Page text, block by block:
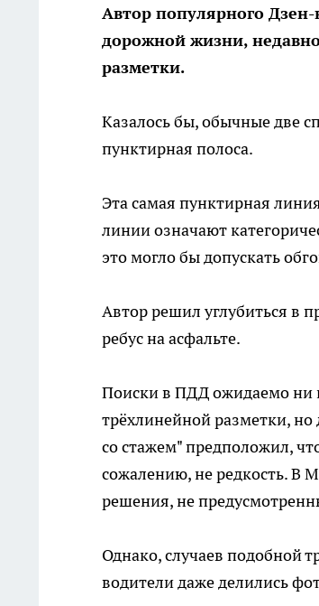
Автор популярного Дзен-
дорожной жизни,
разметки.
Казалось бы, обычные две
пунктирная полоса.
Эта самая пунктирная
линии означают
это могло бы допускать
Автор решил углубиться в
ребус на асфальте.
Поиски в ПДД ожидаемо ни
трёхлинейной разметки, но
со стажем" предположил,
сожалению, не редкость. В
решения, не
Однако, случаев подобной
водители даже делились